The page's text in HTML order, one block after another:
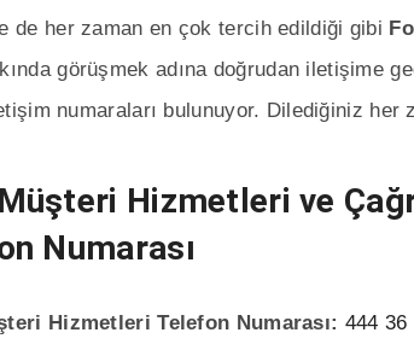
de her zaman en çok tercih edildiği gibi
görüşmek adına doğrudan iletişime
numaraları bulunuyor. Dilediğiniz her
Hizmetleri ve
Numarası
Hizmetleri Telefon Numarası: 444 36